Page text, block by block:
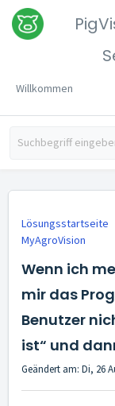
Willkommen
Lösungsstartseite
MyAgroVision
Wenn ich
mir das
Benutzer
ist“ und
Geändert am: Di, 26